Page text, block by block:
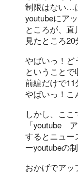
制限はない…
youtubeにア
ところが、
見たところ
やばいっ！ど
ということ
前編だけで
やばいっ！こ
しかし、こ
「youtube
するとニュー
ーyoutubeの
おかげでアッ